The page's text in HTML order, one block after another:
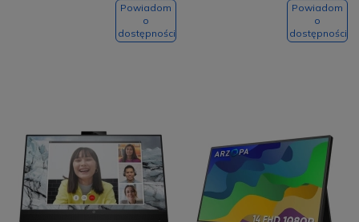
Powiadom
o
dostępności
Powiadom
o
dostępności